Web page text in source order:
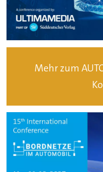
Mehr zum